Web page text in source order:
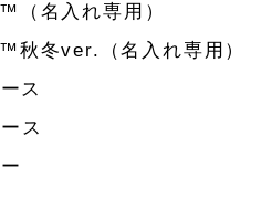
名入れ専用）
秋冬ver.（名入れ専用）
ス
ス